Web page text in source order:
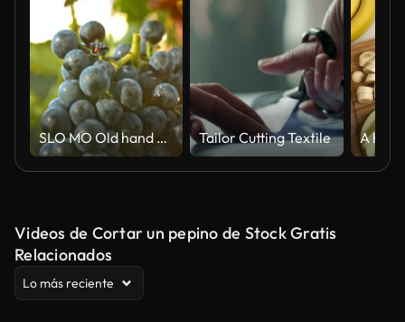
SLO MO Old hand cutting red grape cluster at sunset Tailor Cutting Textile
Videos de Cortar un pepino de Stock Gratis
Relacionados
Lo más reciente